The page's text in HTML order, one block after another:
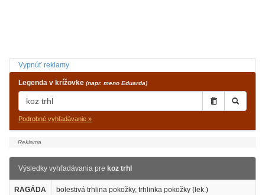
Vypnúť reklamy
Legenda v krížovke (napr. meno Eduarda)
Podrobné vyhľadávanie »
Výsledky vyhľadávania pre koz trhl
RAGÁDA bolestivá trhlina pokožky, trhlinka pokožky (lek.)